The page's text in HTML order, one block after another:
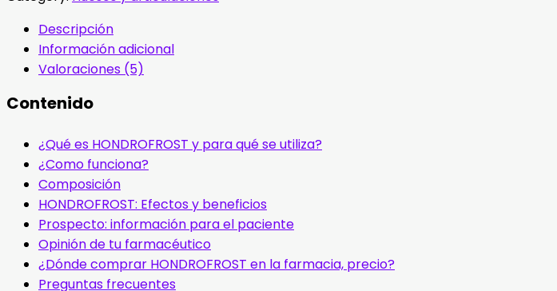
Descripción
Información adicional
Valoraciones (5)
Contenido
¿Qué es HONDROFROST y para qué se utiliza?
¿Como funciona?
Composición
HONDROFROST: Efectos y beneficios
Prospecto: información para el paciente
Opinión de tu farmacéutico
¿Dónde comprar HONDROFROST en la farmacia, precio?
Preguntas frecuentes